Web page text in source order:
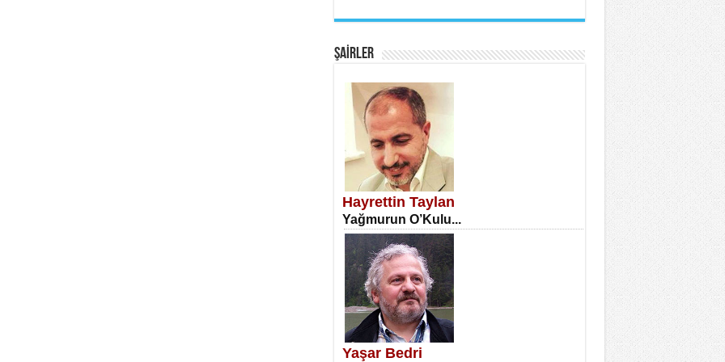
SATILMIŞ ÜMİT ÇETİNKAYA
Erkenlik...
NECLA DİLEK ARSLAN
Öğretmenler Günü Mahkemesi...
ŞAİRLER
Hayrettin Taylan
Yağmurun O’Kulu...
Yaşar Bedri